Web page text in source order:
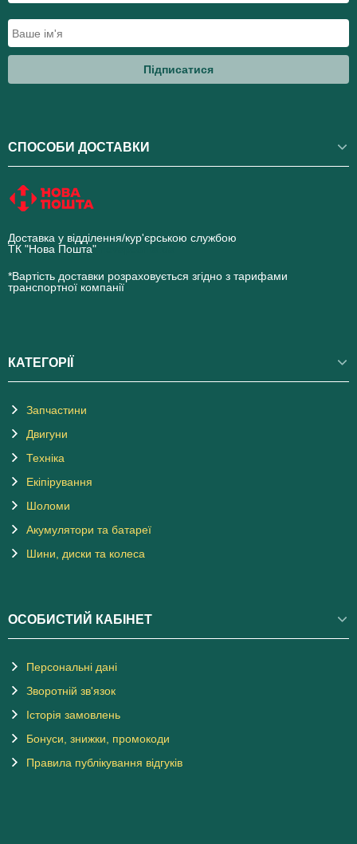
Підписатися
СПОСОБИ ДОСТАВКИ
Доставка у відділення/кур'єрською службою
ТК "Нова Пошта"
*Вартість доставки розраховується згідно з тарифами
транспортної компанії
КАТЕГОРІЇ
Запчастини
Двигуни
Техніка
Екіпірування
Шоломи
Акумулятори та батареї
Шини, диски та колеса
ОСОБИСТИЙ КАБІНЕТ
Персональні дані
Зворотній зв'язок
Історія замовлень
Бонуси, знижки, промокоди
Правила публікування відгуків